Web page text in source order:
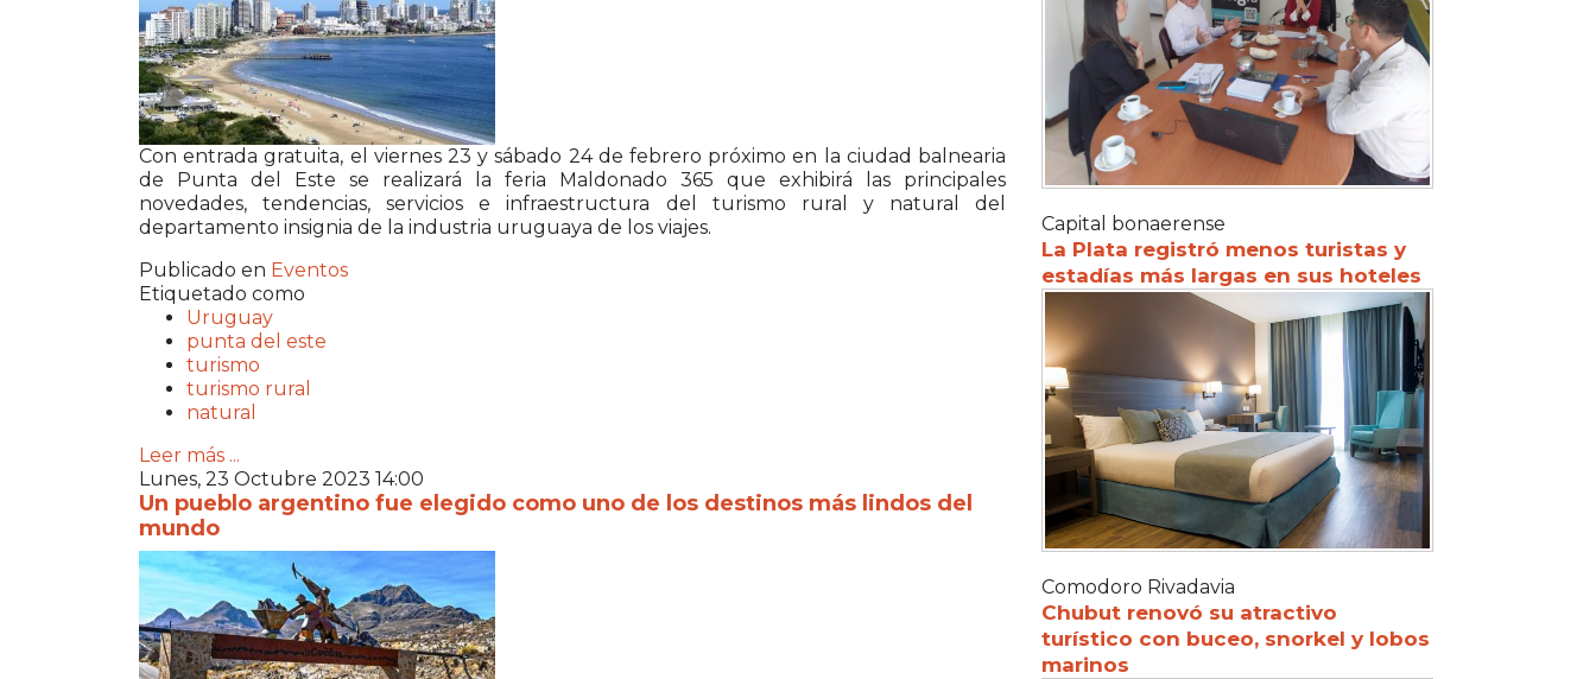
Con entrada gratuita, el viernes 23 y sábado 24 de febrero próximo en la ciudad balnearia
de Punta del Este se realizará la feria Maldonado 365 que exhibirá las principales
novedades, tendencias, servicios e infraestructura del turismo rural y natural del
departamento insignia de la industria uruguaya de los viajes.
Publicado en Eventos
Etiquetado como
Uruguay
punta del este
turismo
turismo rural
natural
Leer más ...
Lunes, 23 Octubre 2023 14:00
Un pueblo argentino fue elegido como uno de los destinos más lindos del
mundo
Capital bonaerense
La Plata registró menos turistas y
estadías más largas en sus hoteles
Comodoro Rivadavia
Chubut renovó su atractivo
turístico con buceo, snorkel y lobos
marinos